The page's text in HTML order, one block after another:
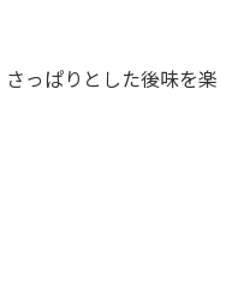
っぱりとした後味を楽